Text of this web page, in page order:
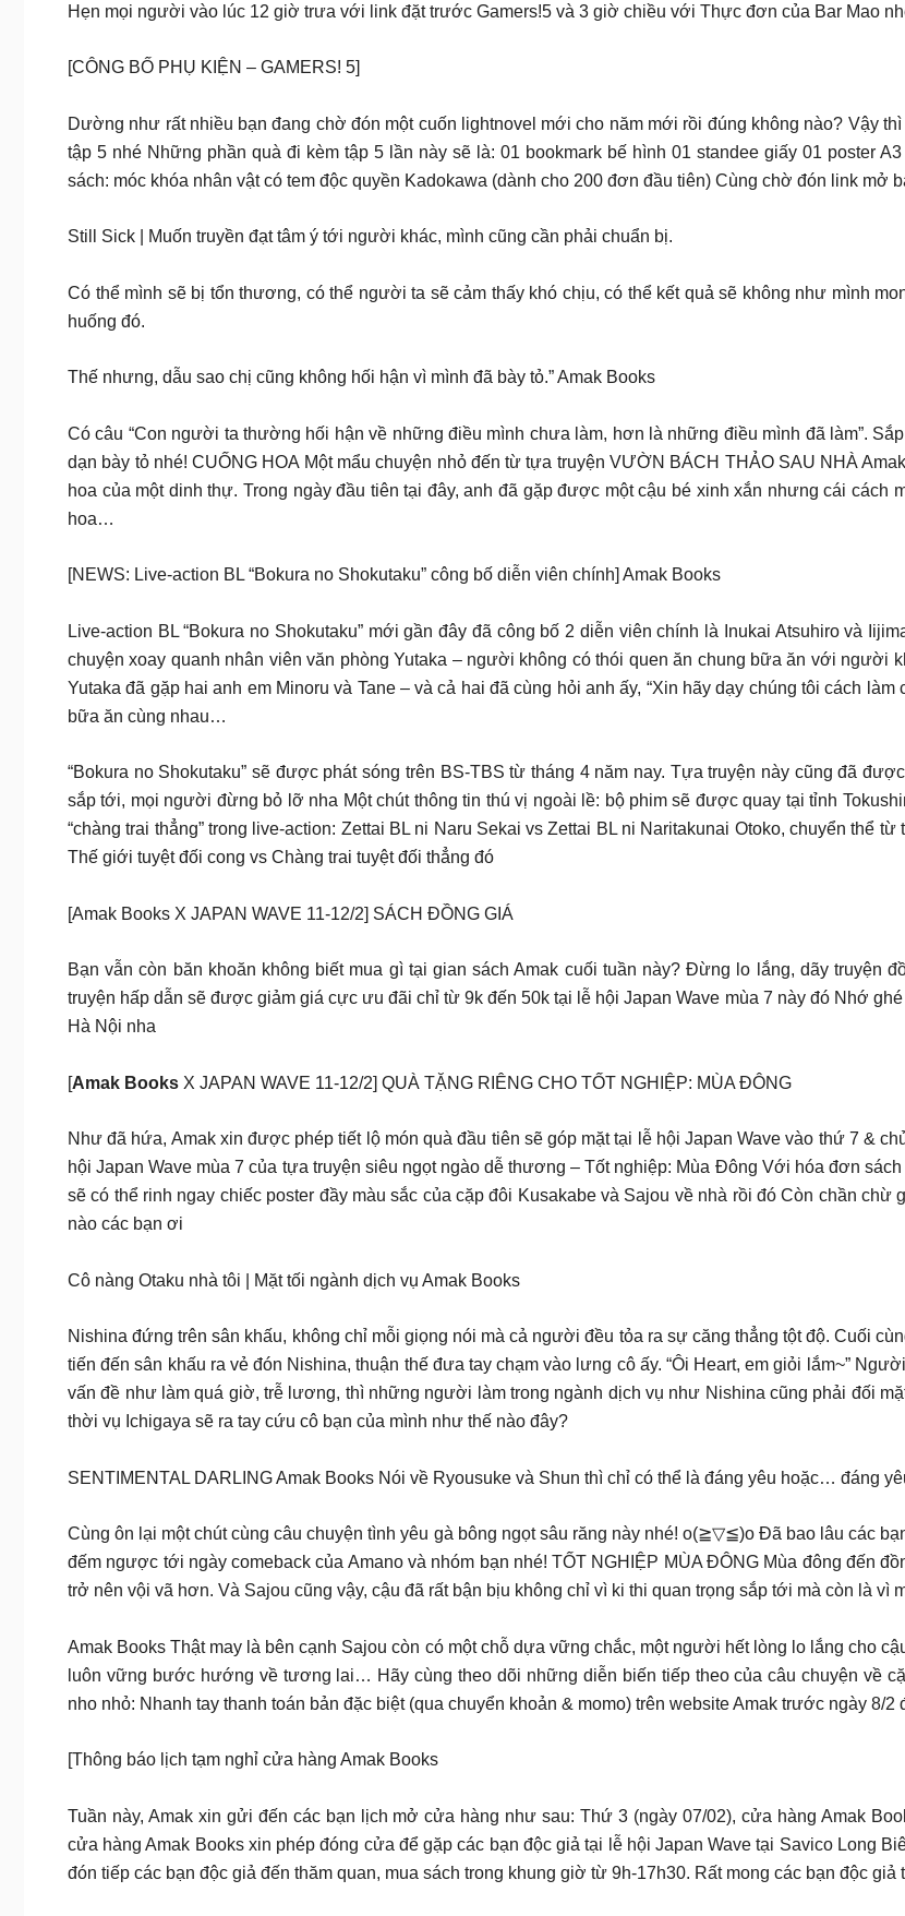
Hẹn mọi người vào lúc 12 giờ trưa với link đặt trước Gamers!5 và 3 giờ chiều với Thực đơn của Bar Mao
[CÔNG BỐ PHỤ KIỆN – GAMERS! 5]
Dường như rất nhiều bạn đang chờ đón một cuốn lightnovel mới cho năm mới rồi đúng không nào? Vậy
tập 5 nhé Những phần quà đi kèm tập 5 lần này sẽ là: 01 bookmark bế hình 01 standee giấy 01 poster
sách: móc khóa nhân vật có tem độc quyền Kadokawa (dành cho 200 đơn đầu tiên) Cùng chờ đón link mở
Still Sick | Muốn truyền đạt tâm ý tới người khác, mình cũng cần phải chuẩn bị.
Có thể mình sẽ bị tổn thương, có thể người ta sẽ cảm thấy khó chịu, có thể kết quả sẽ không như mình
huống đó.
Thế nhưng, dẫu sao chị cũng không hối hận vì mình đã bày tỏ.” Amak Books
Có câu “Con người ta thường hối hận về những điều mình chưa làm, hơn là những điều mình đã làm”.
dạn bày tỏ nhé! CUỐNG HOA Một mẩu chuyện nhỏ đến từ tựa truyện VƯỜN BÁCH THẢO SAU NHÀ
hoa của một dinh thự. Trong ngày đầu tiên tại đây, anh đã gặp được một cậu bé xinh xắn nhưng cái cách
hoa…
[NEWS: Live-action BL “Bokura no Shokutaku” công bố diễn viên chính] Amak Books
Live-action BL “Bokura no Shokutaku” mới gần đây đã công bố 2 diễn viên chính là Inukai Atsuhiro và
chuyện xoay quanh nhân viên văn phòng Yutaka – người không có thói quen ăn chung bữa ăn với người
Yutaka đã gặp hai anh em Minoru và Tane – và cả hai đã cùng hỏi anh ấy, “Xin hãy dạy chúng tôi cách
bữa ăn cùng nhau…
“Bokura no Shokutaku” sẽ được phát sóng trên BS-TBS từ tháng 4 năm nay. Tựa truyện này cũng đã được
sắp tới, mọi người đừng bỏ lỡ nha Một chút thông tin thú vị ngoài lề: bộ phim sẽ được quay tại tỉnh
“chàng trai thẳng” trong live-action: Zettai BL ni Naru Sekai vs Zettai BL ni Naritakunai Otoko, chuyển thể
Thế giới tuyệt đối cong vs Chàng trai tuyệt đối thẳng đó
[Amak Books X JAPAN WAVE 11-12/2] SÁCH ĐỒNG GIÁ
Bạn vẫn còn băn khoăn không biết mua gì tại gian sách Amak cuối tuần này? Đừng lo lắng, dãy truyện
truyện hấp dẫn sẽ được giảm giá cực ưu đãi chỉ từ 9k đến 50k tại lễ hội Japan Wave mùa 7 này đó Nhớ
Hà Nội nha
[Amak Books X JAPAN WAVE 11-12/2] QUÀ TẶNG RIÊNG CHO TỐT NGHIỆP: MÙA ĐÔNG
Như đã hứa, Amak xin được phép tiết lộ món quà đầu tiên sẽ góp mặt tại lễ hội Japan Wave vào thứ 7 &
hội Japan Wave mùa 7 của tựa truyện siêu ngọt ngào dễ thương – Tốt nghiệp: Mùa Đông Với hóa đơn
sẽ có thể rinh ngay chiếc poster đầy màu sắc của cặp đôi Kusakabe và Sajou về nhà rồi đó Còn chần
nào các bạn ơi
Cô nàng Otaku nhà tôi | Mặt tối ngành dịch vụ Amak Books
Nishina đứng trên sân khấu, không chỉ mỗi giọng nói mà cả người đều tỏa ra sự căng thẳng tột độ. Cuối
tiến đến sân khấu ra vẻ đón Nishina, thuận thế đưa tay chạm vào lưng cô ấy. “Ôi Heart, em giỏi lắm~”
vấn đề như làm quá giờ, trễ lương, thì những người làm trong ngành dịch vụ như Nishina cũng phải đối
thời vụ Ichigaya sẽ ra tay cứu cô bạn của mình như thế nào đây?
SENTIMENTAL DARLING Amak Books Nói về Ryousuke và Shun thì chỉ có thể là đáng yêu hoặc… đáng
Cùng ôn lại một chút cùng câu chuyện tình yêu gà bông ngọt sâu răng này nhé! o(≧▽≦)o Đã bao lâu các
đếm ngược tới ngày comeback của Amano và nhóm bạn nhé! TỐT NGHIỆP MÙA ĐÔNG Mùa đông đến
trở nên vội vã hơn. Và Sajou cũng vậy, cậu đã rất bận bịu không chỉ vì ki thi quan trọng sắp tới mà còn là vì
Amak Books Thật may là bên cạnh Sajou còn có một chỗ dựa vững chắc, một người hết lòng lo lắng cho
luôn vững bước hướng về tương lai… Hãy cùng theo dõi những diễn biến tiếp theo của câu chuyện về
nho nhỏ: Nhanh tay thanh toán bản đặc biệt (qua chuyển khoản & momo) trên website Amak trước ngày
[Thông báo lịch tạm nghỉ cửa hàng Amak Books
Tuần này, Amak xin gửi đến các bạn lịch mở cửa hàng như sau: Thứ 3 (ngày 07/02), cửa hàng Amak
cửa hàng Amak Books xin phép đóng cửa để gặp các bạn độc giả tại lễ hội Japan Wave tại Savico Long
đón tiếp các bạn độc giả đến thăm quan, mua sách trong khung giờ từ 9h-17h30. Rất mong các bạn độc giả